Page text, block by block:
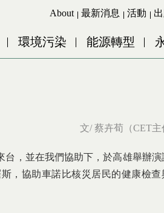
Jump to Navigation
Jump to Main content
About 最新消息 活動
環境污染 能源轉型
文/ 蔡卉荀（CET主
台，並在我們協助下，於高雄舉辦演
，協助車諾比核災居民的健康檢查